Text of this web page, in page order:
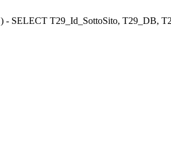
- SELECT T29_Id_SottoSito, T29_DB,